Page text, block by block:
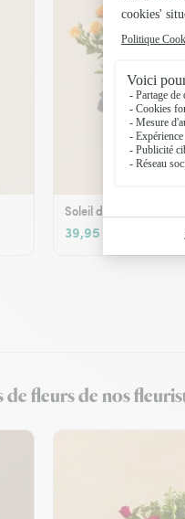
Soleil d'été
39,95 €
fleurs de nos